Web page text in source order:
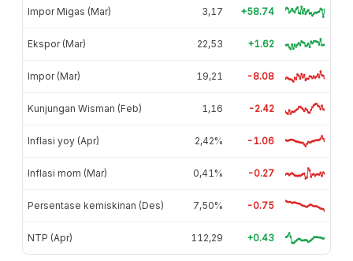
Impor Migas (Mar) 3,17 +58.74
Ekspor (Mar) 22,53 +1.62
Impor (Mar) 19,21 -8.08
Kunjungan Wisman (Feb) 1,16 -2.42
Inflasi yoy (Apr) 2,42% -1.06
Inflasi mom (Mar) 0,41% -0.27
Persentase kemiskinan (Des) 7,50% -0.75
NTP (Apr) 112,29 +0.43